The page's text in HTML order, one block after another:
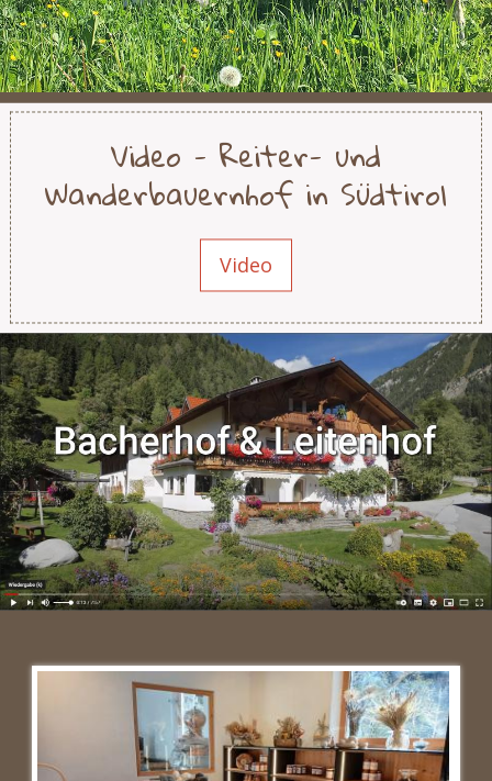
Video - Reiter- und
Wanderbauernhof in Südtirol
Video